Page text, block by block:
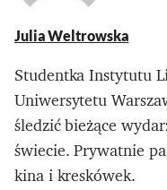
Julia Weltrowska
Studentka Instytutu
Uniwersytetu
śledzić bieżące
świecie. Prywatnie
kina i kreskówek.